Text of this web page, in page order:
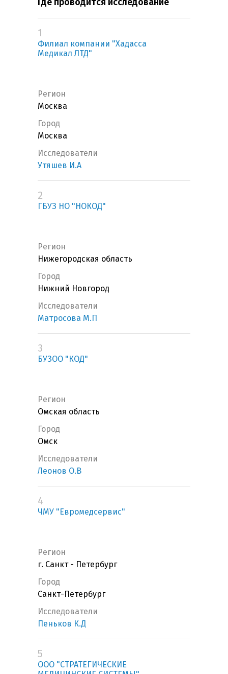
Где проводится исследование
1
Филиал компании "Хадасса
Медикал ЛТД"
Регион
Москва
Город
Москва
Исследователи
Утяшев И.А
2
ГБУЗ НО "НОКОД"
Регион
Нижегородская область
Город
Нижний Новгород
Исследователи
Матросова М.П
3
БУЗОО "КОД"
Регион
Омская область
Город
Омск
Исследователи
Леонов О.В
4
ЧМУ "Евромедсервис"
Регион
г. Санкт - Петербург
Город
Санкт-Петербург
Исследователи
Пеньков К.Д
5
ООО "СТРАТЕГИЧЕСКИЕ